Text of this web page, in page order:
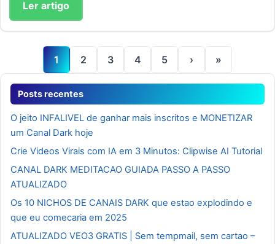
Ler artigo
1 2 3 4 5 › »
Posts recentes
O jeito INFALIVEL de ganhar mais inscritos e MONETIZAR
um Canal Dark hoje
Crie Videos Virais com IA em 3 Minutos: Clipwise AI Tutorial
CANAL DARK MEDITACAO GUIADA PASSO A PASSO
ATUALIZADO
Os 10 NICHOS DE CANAIS DARK que estao explodindo e
que eu comecaria em 2025
ATUALIZADO VEO3 GRATIS | Sem tempmail, sem cartao –